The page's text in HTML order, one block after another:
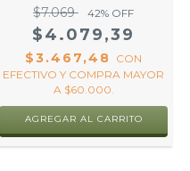
$7.069 42% OFF
$4.079,39
$3.467,48 CON
EFECTIVO Y COMPRA MAYOR
A $60.000.